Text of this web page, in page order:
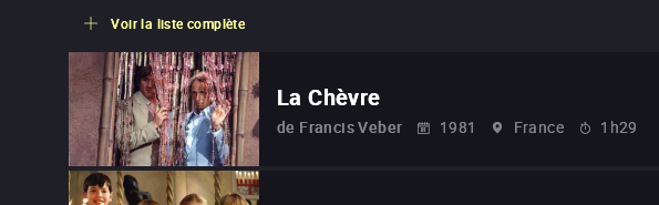
Voir la liste complète
La Chèvre
de Francis Veber 1981 France 1h29